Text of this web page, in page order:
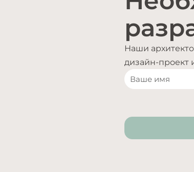
Наши
дизайн-проект